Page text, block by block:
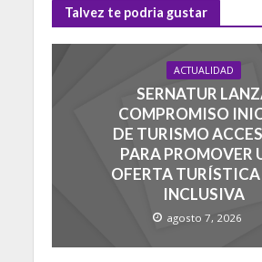
Talvez te podria gustar
ACTUALIDAD
SERNATUR
COMPROMISO
DE TURISMO
PARA PROMOVER
OFERTA
INCLUSIVA
agosto 7, 2026